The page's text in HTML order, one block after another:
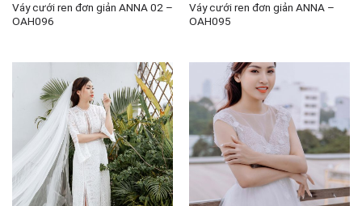
Váy cưới ren đơn giản ANNA 02 –
OAH096
Váy cưới ren đơn giản ANNA –
OAH095